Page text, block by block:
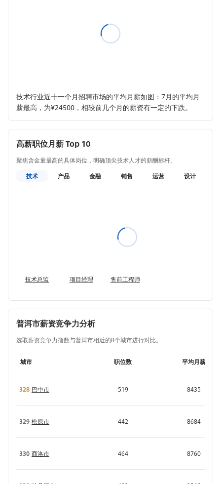
技术行业近十一个月招聘市场的平均月薪如图：7月的平均月
薪最高，为¥24500，相较前几个月的薪资有一定的下跌。
高薪职位月薪 Top 10
聚焦含金量最高的具体岗位，明确顶尖技术人才的薪酬标杆。
技术
产品 金融 销售 运营 设计
技术总监 项目经理 售前工程师
普洱市薪资竞争力分析
选取薪资竞争力指数与普洱市相近的8个城市进行对比。
城市 职位数 平均月薪
328 巴中市 519 8435
329 松原市 442 8684
330 商洛市 464 8760